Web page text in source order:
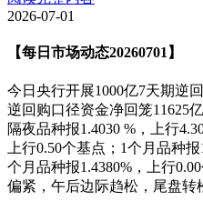
2026-07-01
【每日市场动态20260701】
今日央行开展1000亿7天期逆
逆回购口径资金净回笼11625
隔夜品种报1.4030 %，上行
上行0.50个基点；1个月品种
个月品种报1.4380%，上行
偏紧，午后边际趋松，尾盘转